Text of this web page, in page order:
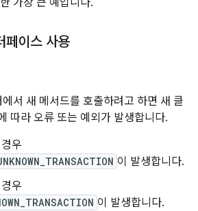
가장 큰 예입니다.
페이스 사용
서 새 메서드를 호출하려고 하면 새 클
따라 오류 또는 예외가 발생합니다.
우
이 발생합니다.
우
이 발생합니다.